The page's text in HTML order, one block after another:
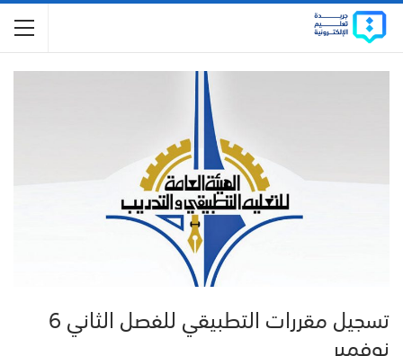
تسجيل مقررات التطبيقي للفصل الثاني 6
نوفمبر